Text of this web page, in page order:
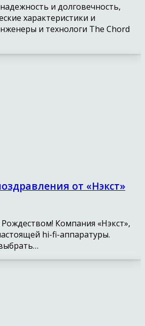
и долговечность,
характеристики и
и технологи The Chord
от «Нэкст»
Компания «Нэкст»,
hi-fi-аппаратуры.